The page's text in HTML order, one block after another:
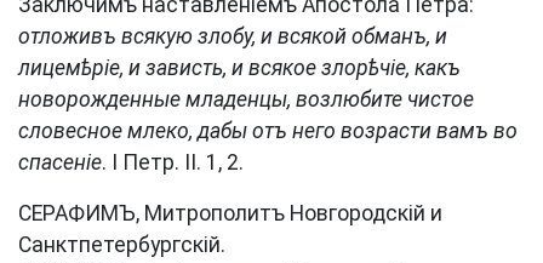
Заключимъ наставленіемъ Апостола Петра:
отложивъ всякую злобу, и всякой обманъ, и
лицемѣріе, и зависть, и всякое злорѣчіе, какъ
новорожденные младенцы, возлюбите чистое
словесное млеко, дабы отъ него возрасти вамъ во
спасеніе. I Петр. II. 1, 2.
СЕРАФИМЪ, Митрополитъ Новгородскій и
Санктпетербургскій.